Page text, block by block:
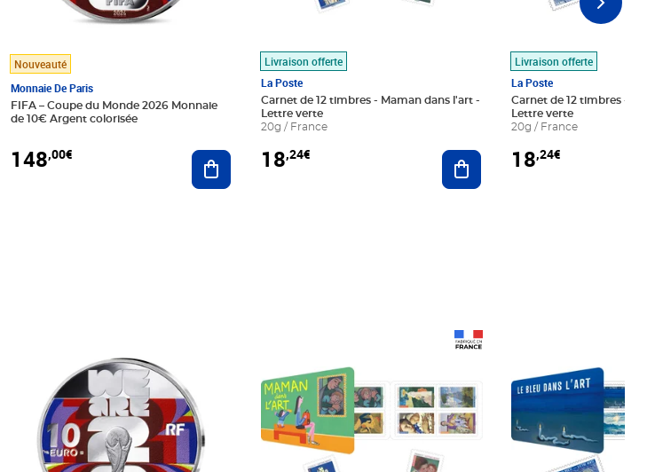
au panier
Nouveauté
Monnaie De Paris
FIFA – Coupe du Monde 2026 Monnaie
de 10€ Argent colorisée
148,00€ Ajouter au panier
Livraison offerte
La Poste
Carnet de 12 timbres - Maman dans l'art -
Lettre verte
20g / France
18,24€ Ajouter au panier
Livraison offerte
La Poste
Carnet de 12 timbres - Le
Lettre verte
20g / France
18,24€